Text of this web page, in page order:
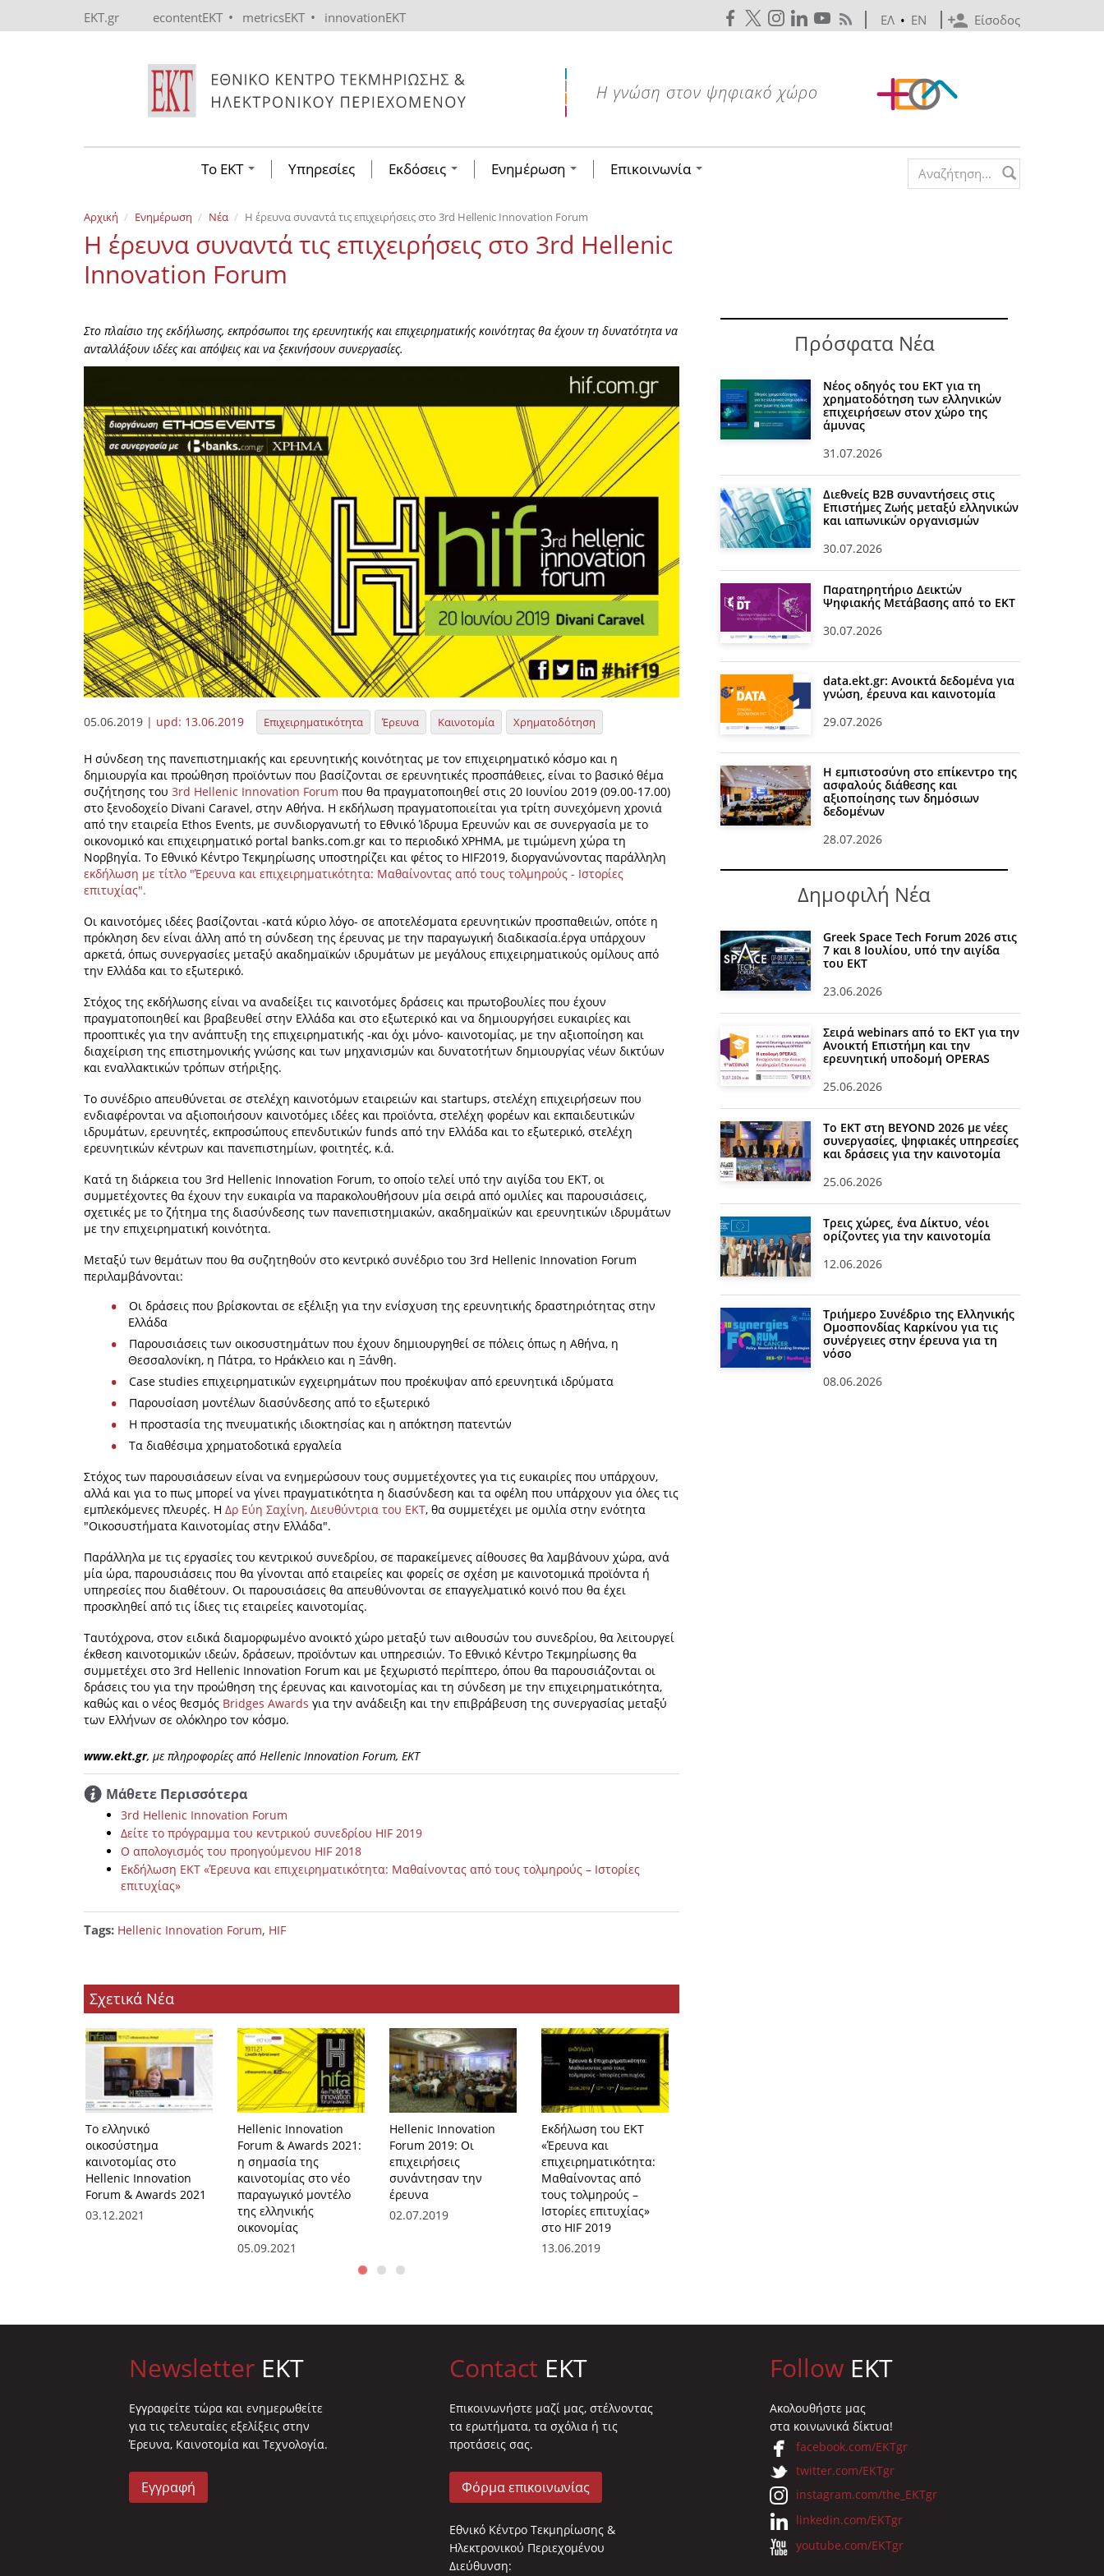
EKT.gr econtentEKT • metricsEKT • innovationEKT Είσοδος
ΕΛ • EN
Το ΕΚΤ Υπηρεσίες Εκδόσεις Ενημέρωση Επικοινωνία Search form
Αρχική Ενημέρωση Νέα Η έρευνα συναντά τις επιχειρήσεις στο 3rd Hellenic Innovation Forum
Η έρευνα συναντά τις επιχειρήσεις στο 3rd Hellenic
Innovation Forum
Στο πλαίσιο της εκδήλωσης, εκπρόσωποι της ερευνητικής και επιχειρηματικής κοινότητας θα έχουν τη δυνατότητα να
ανταλλάξουν ιδέες και απόψεις και να ξεκινήσουν συνεργασίες.
05.06.2019 | upd: 13.06.2019 Επιχειρηματικότητα Έρευνα Καινοτομία Χρηματοδότηση
Η σύνδεση της πανεπιστημιακής και ερευνητικής κοινότητας με τον επιχειρηματικό κόσμο και η
δημιουργία και προώθηση προϊόντων που βασίζονται σε ερευνητικές προσπάθειες, είναι το βασικό θέμα
συζήτησης του 3rd Hellenic Innovation Forum που θα πραγματοποιηθεί στις 20 Ιουνίου 2019 (09.00-17.00)
στο ξενοδοχείο Divani Caravel, στην Αθήνα. Η εκδήλωση πραγματοποιείται για τρίτη συνεχόμενη χρονιά
από την εταιρεία Ethos Events, με συνδιοργανωτή το Εθνικό Ίδρυμα Ερευνών και σε συνεργασία με το
οικονομικό και επιχειρηματικό portal banks.com.gr και το περιοδικό ΧΡΗΜΑ, με τιμώμενη χώρα τη
Νορβηγία. Το Εθνικό Κέντρο Τεκμηρίωσης υποστηρίζει και φέτος το HIF2019, διοργανώνοντας παράλληλη
εκδήλωση με τίτλο "Έρευνα και επιχειρηματικότητα: Μαθαίνοντας από τους τολμηρούς - Ιστορίες
επιτυχίας".
Οι καινοτόμες ιδέες βασίζονται -κατά κύριο λόγο- σε αποτελέσματα ερευνητικών προσπαθειών, οπότε η
πρόκληση δεν είναι άλλη από τη σύνδεση της έρευνας με την παραγωγική διαδικασία.έργα υπάρχουν
αρκετά, όπως συνεργασίες μεταξύ ακαδημαϊκών ιδρυμάτων με μεγάλους επιχειρηματικούς ομίλους από
την Ελλάδα και το εξωτερικό.
Στόχος της εκδήλωσης είναι να αναδείξει τις καινοτόμες δράσεις και πρωτοβουλίες που έχουν
πραγματοποιηθεί και βραβευθεί στην Ελλάδα και στο εξωτερικό και να δημιουργήσει ευκαιρίες και
προοπτικές για την ανάπτυξη της επιχειρηματικής -και όχι μόνο- καινοτομίας, με την αξιοποίηση και
διαχείριση της επιστημονικής γνώσης και των μηχανισμών και δυνατοτήτων δημιουργίας νέων δικτύων
και εναλλακτικών τρόπων στήριξης.
Το συνέδριο απευθύνεται σε στελέχη καινοτόμων εταιρειών και startups, στελέχη επιχειρήσεων που
ενδιαφέρονται να αξιοποιήσουν καινοτόμες ιδέες και προϊόντα, στελέχη φορέων και εκπαιδευτικών
ιδρυμάτων, ερευνητές, εκπροσώπους επενδυτικών funds από την Ελλάδα και το εξωτερικό, στελέχη
ερευνητικών κέντρων και πανεπιστημίων, φοιτητές, κ.ά.
Κατά τη διάρκεια του 3rd Hellenic Innovation Forum, το οποίο τελεί υπό την αιγίδα του ΕΚΤ, οι
συμμετέχοντες θα έχουν την ευκαιρία να παρακολουθήσουν μία σειρά από ομιλίες και παρουσιάσεις,
σχετικές με το ζήτημα της διασύνδεσης των πανεπιστημιακών, ακαδημαϊκών και ερευνητικών ιδρυμάτων
με την επιχειρηματική κοινότητα.
Μεταξύ των θεμάτων που θα συζητηθούν στο κεντρικό συνέδριο του 3rd Hellenic Innovation Forum
περιλαμβάνονται:
Οι δράσεις που βρίσκονται σε εξέλιξη για την ενίσχυση της ερευνητικής δραστηριότητας στην
Ελλάδα
Παρουσιάσεις των οικοσυστημάτων που έχουν δημιουργηθεί σε πόλεις όπως η Αθήνα, η
Θεσσαλονίκη, η Πάτρα, το Ηράκλειο και η Ξάνθη.
Case studies επιχειρηματικών εγχειρημάτων που προέκυψαν από ερευνητικά ιδρύματα
Παρουσίαση μοντέλων διασύνδεσης από το εξωτερικό
Η προστασία της πνευματικής ιδιοκτησίας και η απόκτηση πατεντών
Τα διαθέσιμα χρηματοδοτικά εργαλεία
Στόχος των παρουσιάσεων είναι να ενημερώσουν τους συμμετέχοντες για τις ευκαιρίες που υπάρχουν,
αλλά και για το πως μπορεί να γίνει πραγματικότητα η διασύνδεση και τα οφέλη που υπάρχουν για όλες τις
εμπλεκόμενες πλευρές. Η Δρ Εύη Σαχίνη, Διευθύντρια του ΕΚΤ, θα συμμετέχει με ομιλία στην ενότητα
"Οικοσυστήματα Καινοτομίας στην Ελλάδα".
Παράλληλα με τις εργασίες του κεντρικού συνεδρίου, σε παρακείμενες αίθουσες θα λαμβάνουν χώρα, ανά
μία ώρα, παρουσιάσεις που θα γίνονται από εταιρείες και φορείς σε σχέση με καινοτομικά προϊόντα ή
υπηρεσίες που διαθέτουν. Οι παρουσιάσεις θα απευθύνονται σε επαγγελματικό κοινό που θα έχει
προσκληθεί από τις ίδιες τις εταιρείες καινοτομίας.
Ταυτόχρονα, στον ειδικά διαμορφωμένο ανοικτό χώρο μεταξύ των αιθουσών του συνεδρίου, θα λειτουργεί
έκθεση καινοτομικών ιδεών, δράσεων, προϊόντων και υπηρεσιών. To Εθνικό Κέντρο Τεκμηρίωσης θα
συμμετέχει στο 3rd Hellenic Innovation Forum και με ξεχωριστό περίπτερο, όπου θα παρουσιάζονται οι
δράσεις του για την προώθηση της έρευνας και καινοτομίας και τη σύνδεση με την επιχειρηματικότητα,
καθώς και ο νέος θεσμός Bridges Awards για την ανάδειξη και την επιβράβευση της συνεργασίας μεταξύ
των Ελλήνων σε ολόκληρο τον κόσμο.
www.ekt.gr, με πληροφορίες από Hellenic Innovation Forum, EKT
Μάθετε Περισσότερα
3rd Hellenic Innovation Forum
Δείτε το πρόγραμμα του κεντρικού συνεδρίου HIF 2019
Ο απολογισμός του προηγούμενου HIF 2018
Εκδήλωση ΕΚΤ «Έρευνα και επιχειρηματικότητα: Μαθαίνοντας από τους τολμηρούς – Ιστορίες
επιτυχίας»
Tags: Hellenic Innovation Forum, HIF
Σχετικά Νέα
Το ελληνικό
οικοσύστημα
καινοτομίας στο
Hellenic Innovation
Forum & Awards 2021
03.12.2021
Hellenic Innovation
Forum & Awards 2021:
η σημασία της
καινοτομίας στο νέο
παραγωγικό μοντέλο
της ελληνικής
οικονομίας
05.09.2021
Hellenic Innovation
Forum 2019: Οι
επιχειρήσεις
συνάντησαν την
έρευνα
02.07.2019
Εκδήλωση του ΕΚΤ
«Έρευνα και
επιχειρηματικότητα:
Μαθαίνοντας από
τους τολμηρούς –
Ιστορίες επιτυχίας»
στο HIF 2019
13.06.2019
Πρόσφατα Νέα
Νέος οδηγός του ΕΚΤ για τη
χρηματοδότηση των ελληνικών
επιχειρήσεων στον χώρο της
άμυνας
31.07.2026
Διεθνείς Β2Β συναντήσεις στις
Επιστήμες Ζωής μεταξύ ελληνικών
και ιαπωνικών οργανισμών
30.07.2026
Παρατηρητήριο Δεικτών
Ψηφιακής Μετάβασης από το ΕΚΤ
30.07.2026
data.ekt.gr: Ανοικτά δεδομένα για
γνώση, έρευνα και καινοτομία
29.07.2026
Η εμπιστοσύνη στο επίκεντρο της
ασφαλούς διάθεσης και
αξιοποίησης των δημόσιων
δεδομένων
28.07.2026
Δημοφιλή Νέα
Greek Space Tech Forum 2026 στις
7 και 8 Ιουλίου, υπό την αιγίδα
του ΕΚΤ
23.06.2026
Σειρά webinars από το ΕΚΤ για την
Ανοικτή Επιστήμη και την
ερευνητική υποδομή OPERAS
25.06.2026
Το ΕΚΤ στη BEYOND 2026 με νέες
συνεργασίες, ψηφιακές υπηρεσίες
και δράσεις για την καινοτομία
25.06.2026
Τρεις χώρες, ένα Δίκτυο, νέοι
ορίζοντες για την καινοτομία
12.06.2026
Τριήμερο Συνέδριο της Ελληνικής
Ομοσπονδίας Καρκίνου για τις
συνέργειες στην έρευνα για τη
νόσο
08.06.2026
Newsletter EKT
Eγγραφείτε τώρα και ενημερωθείτε
για τις τελευταίες εξελίξεις στην
Έρευνα, Καινοτομία και Τεχνολογία.
Εγγραφή
Contact EKT
Επικοινωνήστε μαζί μας, στέλνοντας
τα ερωτήματα, τα σχόλια ή τις
προτάσεις σας.
Φόρμα επικοινωνίας
Εθνικό Κέντρο Τεκμηρίωσης &
Ηλεκτρονικού Περιεχομένου
Διεύθυνση:
Follow EKT
Ακολουθήστε μας
στα κοινωνικά δίκτυα!
facebook.com/EKTgr
twitter.com/EKTgr
instagram.com/the_EKTgr
linkedin.com/EKTgr
youtube.com/EKTgr